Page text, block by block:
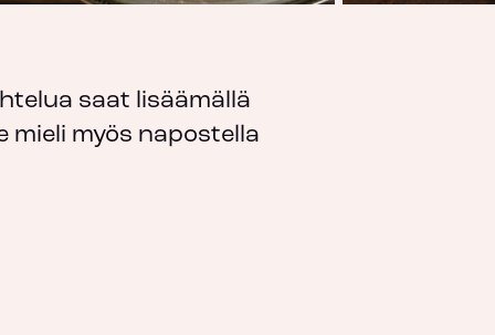
saat lisäämällä
myös napostella